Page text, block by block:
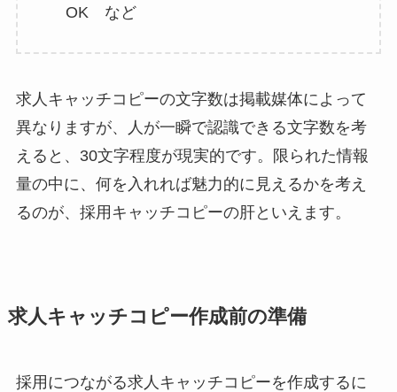
OK など
求人キャッチコピーの文字数は掲載媒体によって
異なりますが、人が一瞬で認識できる文字数を考
えると、30文字程度が現実的です。限られた情報
量の中に、何を入れれば魅力的に見えるかを考え
るのが、採用キャッチコピーの肝といえます。
求人キャッチコピー作成前の準備
採用につながる求人キャッチコピーを作成するに